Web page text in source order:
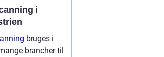
i
bruges i
brancher til